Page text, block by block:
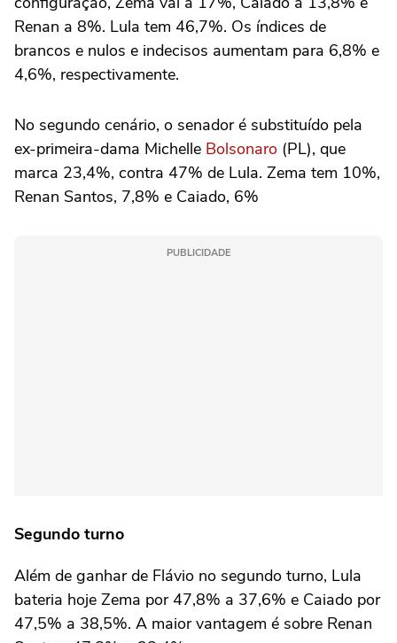
Renan a 8%. Lula tem 46,7%. Os índices de
brancos e nulos e indecisos aumentam para 6,8% e
4,6%, respectivamente.
No segundo cenário, o senador é substituído pela
ex-primeira-dama Michelle Bolsonaro (PL), que
marca 23,4%, contra 47% de Lula. Zema tem 10%,
Renan Santos, 7,8% e Caiado, 6%
PUBLICIDADE
Segundo turno
Além de ganhar de Flávio no segundo turno, Lula
bateria hoje Zema por 47,8% a 37,6% e Caiado por
47,5% a 38,5%. A maior vantagem é sobre Renan